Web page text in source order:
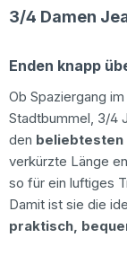
3/4 Damen
Enden knapp
Ob Spaziergang
Stadtbummel, 3/4
den beliebtesten
verkürzte Länge
so für ein luftiges
Damit ist sie die
praktisch,